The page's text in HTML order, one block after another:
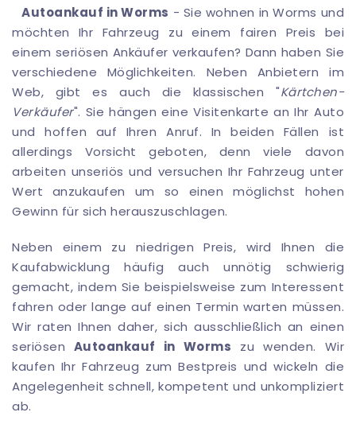
Autoankauf in Worms - Sie wohnen in Worms und
möchten Ihr Fahrzeug zu einem fairen Preis bei
einem seriösen Ankäufer verkaufen? Dann haben Sie
verschiedene Möglichkeiten. Neben Anbietern im
Web, gibt es auch die klassischen "Kärtchen-
Verkäufer". Sie hängen eine Visitenkarte an Ihr Auto
und hoffen auf Ihren Anruf. In beiden Fällen ist
allerdings Vorsicht geboten, denn viele davon
arbeiten unseriös und versuchen Ihr Fahrzeug unter
Wert anzukaufen um so einen möglichst hohen
Gewinn für sich herauszuschlagen.
Neben einem zu niedrigen Preis, wird Ihnen die
Kaufabwicklung häufig auch unnötig schwierig
gemacht, indem Sie beispielsweise zum Interessent
fahren oder lange auf einen Termin warten müssen.
Wir raten Ihnen daher, sich ausschließlich an einen
seriösen Autoankauf in Worms zu wenden. Wir
kaufen Ihr Fahrzeug zum Bestpreis und wickeln die
Angelegenheit schnell, kompetent und unkompliziert
ab.